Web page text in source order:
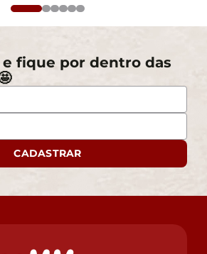
e fique por dentro das
CADASTRAR